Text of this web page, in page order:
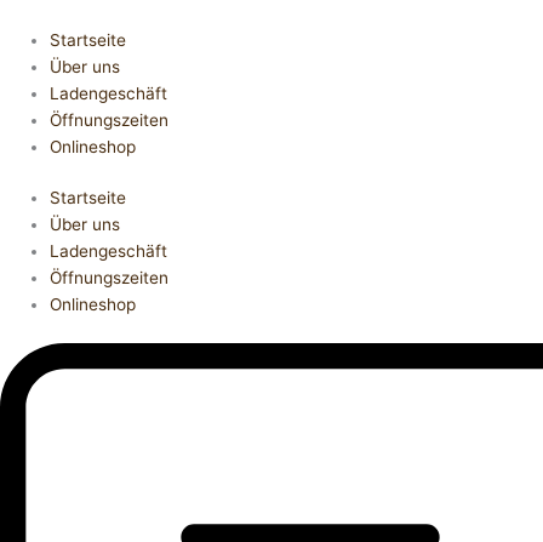
Startseite
Über uns
Ladengeschäft
Öffnungszeiten
Onlineshop
Startseite
Über uns
Ladengeschäft
Öffnungszeiten
Onlineshop